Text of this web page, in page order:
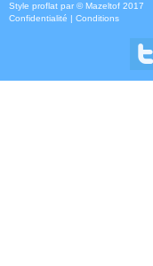
Style proflat par ©Mazeltof 2017
Confidentialité | Conditions